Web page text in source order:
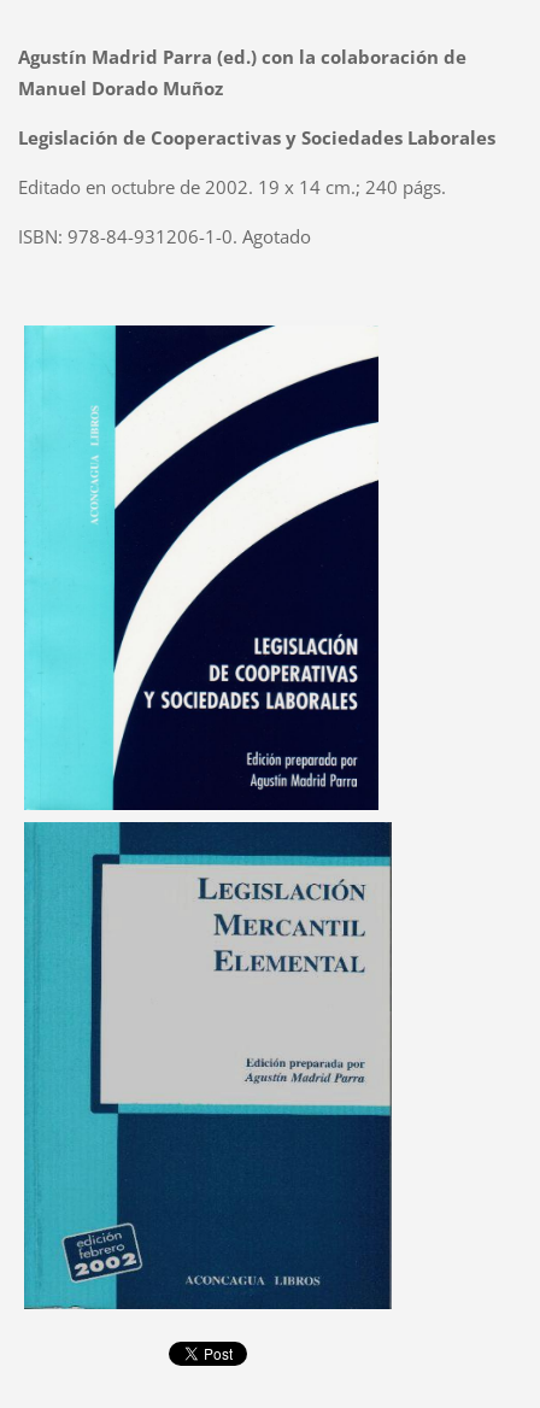
Agustín Madrid Parra (ed.) con la colaboración de
Manuel Dorado Muñoz
Legislación de Cooperactivas y Sociedades Laborales
Editado en octubre de 2002. 19 x 14 cm.; 240 págs.
ISBN: 978-84-931206-1-0. Agotado